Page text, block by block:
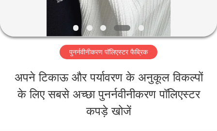
दिखाएँ
बारे
पुनर्नवीनीकरण पॉलिएस्टर फैब्रिक
अपने टिकाऊ और पर्यावरण के अनुकूल विकल्पों
के लिए सबसे अच्छा पुनर्नवीनीकरण पॉलिएस्टर
कपड़े खोजें